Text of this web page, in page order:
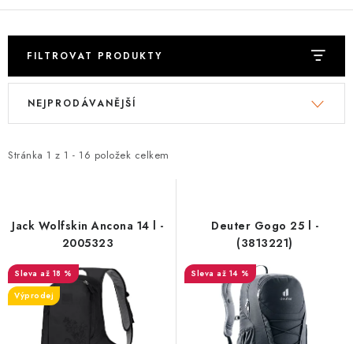
FILTROVAT PRODUKTY
V
i
r
d
u
k
Stránka 1 z 1 - 16 položek celkem
Ř
e
p
o
d
u
NEJPRODÁVANĚJŠÍ
Jack Wolfskin Ancona 14 l -
2005323
až 18 %
Výprodej
Deuter Gogo 25 l -
(3813221)
až 14 %